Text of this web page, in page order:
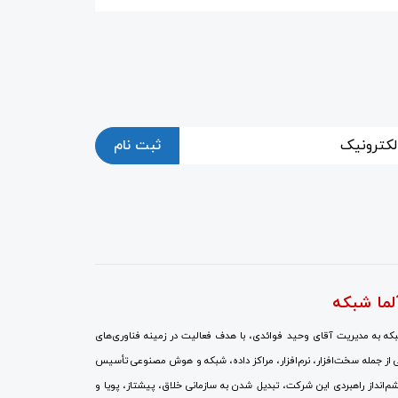
ثبت نام
شبکه
به مدیریت آقای وحید فوائدی، با هدف فعالیت در زمینه فناوری‌های
از جمله سخت‌افزار، نرم‌افزار، مراکز داده، شبکه و هوش مصنوعی تأسیس
راهبردی این شرکت، تبدیل شدن به سازمانی خلاق، پیشتاز، پویا و